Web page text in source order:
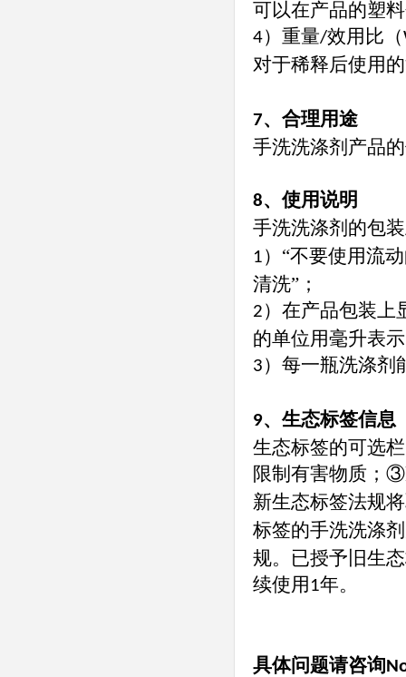
可以在产品的塑
4）重量/效用比（
对于稀释后使用
7、合理用途
手洗洗涤剂产品
8、使用说明
手洗洗涤剂的包
1 ）“不要使用流
清洗”；
2 ）在产品包装上
的单位用毫升表
3 ）每一瓶洗涤剂
9、生态标签信息
生态标签的可选
限制有害物质；
新生态标签法规
标签的手洗洗涤
规。已授予旧生
续使用 1年。
具体问题请咨询